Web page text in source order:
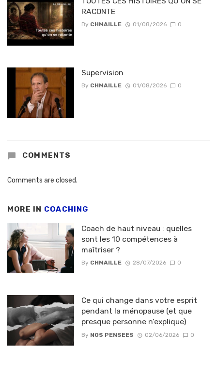
RACONTE
By CHMAILLE 01/08/2026 0
Supervision
By CHMAILLE 01/08/2026 0
COMMENTS
Comments are closed.
MORE IN COACHING
Coach de haut niveau : quelles
sont les 10 compétences à
maîtriser ?
By CHMAILLE 28/07/2026 0
Ce qui change dans votre esprit
pendant la ménopause (et que
presque personne n’explique)
By NOS PENSEES 02/06/2026 0